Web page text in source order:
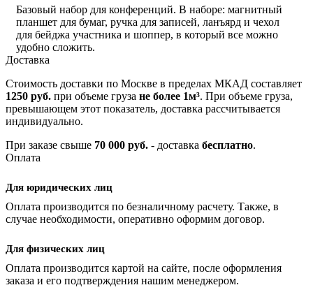
Базовый набор для конференций. В наборе: магнитный
планшет для бумаг, ручка для записей, ланъярд и чехол
для бейджа участника и шоппер, в который все можно
удобно сложить.
Доставка
Стоимость доставки по Москве в пределах МКАД составляет
1250 руб. при объеме груза не более 1м³. При объеме груза,
превышающем этот показатель, доставка рассчитывается
индивидуально.
При заказе свыше 70 000 руб. - доставка бесплатно.
Оплата
Для юридических лиц
Оплата производится по безналичному расчету. Также, в
случае необходимости, оперативно оформим договор.
Для физических лиц
Оплата производится картой на сайте, после оформления
заказа и его подтверждения нашим менеджером.